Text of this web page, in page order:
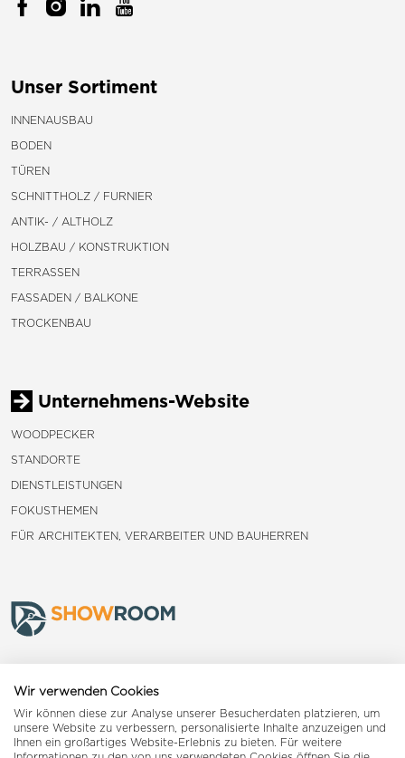
Unser Sortiment
INNENAUSBAU
BODEN
TÜREN
SCHNITTHOLZ / FURNIER
ANTIK- / ALTHOLZ
HOLZBAU / KONSTRUKTION
TERRASSEN
FASSADEN / BALKONE
TROCKENBAU
Unternehmens-Website
WOODPECKER
STANDORTE
DIENSTLEISTUNGEN
FOKUSTHEMEN
FÜR ARCHITEKTEN, VERARBEITER UND BAUHERREN
Landquart
Wir verwenden Cookies
Wir können diese zur Analyse unserer Besucherdaten platzieren, um
unsere Website zu verbessern, personalisierte Inhalte anzuzeigen und
Ihnen ein großartiges Website-Erlebnis zu bieten. Für weitere